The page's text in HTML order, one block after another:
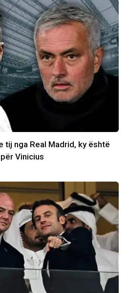
tij nga Real Madrid, ky është
Vinicius